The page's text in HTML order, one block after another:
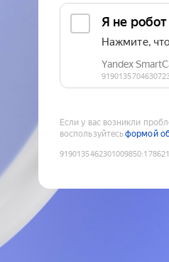
Если у вас возникли
воспользуйтесьформой
9190135462301009850: